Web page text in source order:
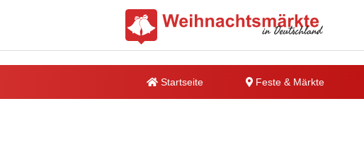
Startseite Feste & Märkte